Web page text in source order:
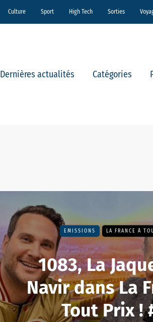
Culture Sport High Tech Sorties
Dernières actualités Catégories
EMISSIONS LA FRANCE À
1083, La
Navir dans La
Tout Prix !